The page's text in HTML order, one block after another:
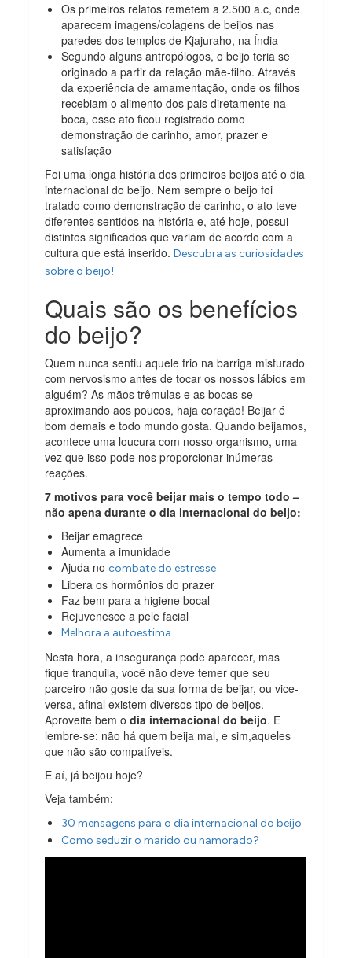
Os primeiros relatos remetem a 2.500 a.c, onde
aparecem imagens/colagens de beijos nas
paredes dos templos de Kjajuraho, na Índia
Segundo alguns antropólogos, o beijo teria se
originado a partir da relação mãe-filho. Através
da experiência de amamentação, onde os filhos
recebiam o alimento dos pais diretamente na
boca, esse ato ficou registrado como
demonstração de carinho, amor, prazer e
satisfação
Foi uma longa história dos primeiros beijos até o dia
internacional do beijo. Nem sempre o beijo foi
tratado como demonstração de carinho, o ato teve
diferentes sentidos na história e, até hoje, possui
distintos significados que variam de acordo com a
cultura que está inserido.Descubra as curiosidades
sobre o beijo!
Quais são os benefícios
do beijo?
Quem nunca sentiu aquele frio na barriga misturado
com nervosismo antes de tocar os nossos lábios em
alguém? As mãos trêmulas e as bocas se
aproximando aos poucos, haja coração! Beijar é
bom demais e todo mundo gosta. Quando beijamos,
acontece uma loucura com nosso organismo, uma
vez que isso pode nos proporcionar inúmeras
reações.
7 motivos para você beijar mais o tempo todo –
não apena durante o dia internacional do beijo:
Beijar emagrece
Aumenta a imunidade
Ajuda nocombate do estresse
Libera os hormônios do prazer
Faz bem para a higiene bocal
Rejuvenesce a pele facial
Melhora a autoestima
Nesta hora, a insegurança pode aparecer, mas
fique tranquila, você não deve temer que seu
parceiro não goste da sua forma de beijar, ou vice-
versa, afinal existem diversos tipo de beijos.
Aproveite bem odia internacional do beijo. E
lembre-se: não há quem beija mal, e sim,aqueles
que não são compatíveis.
E aí, já beijou hoje?
Veja também:
30 mensagens para o dia internacional do beijo
Como seduzir o marido ou namorado?